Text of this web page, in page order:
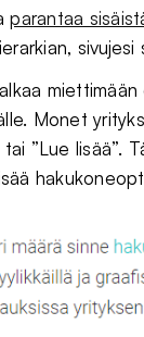
parantaa
miettimään
Monet
”Lue lisää”.